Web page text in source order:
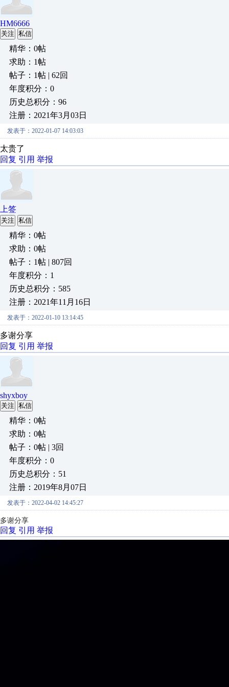
HM6666
关注 私信
精华：0帖
求助：1帖
帖子：1帖 | 62回
年度积分：0
历史总积分：96
注册：2021年3月03日
发表于：2022-01-07 14:03:03
太贵了
回复 引用 举报
上签
关注 私信
精华：0帖
求助：0帖
帖子：1帖 | 807回
年度积分：1
历史总积分：585
注册：2021年11月16日
发表于：2022-01-10 13:14:45
多谢分享
回复 引用 举报
shyxboy
关注 私信
精华：0帖
求助：0帖
帖子：0帖 | 3回
年度积分：0
历史总积分：51
注册：2019年8月07日
发表于：2022-04-02 14:45:27
多谢分享
回复 引用 举报